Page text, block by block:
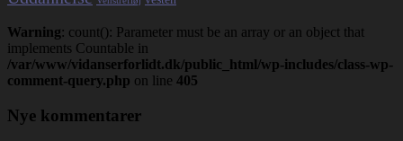
Warning: count(): Parameter must be an array or an object that
implements Countable in
/var/www/vidanserforlidt.dk/public_html/wp-includes/class-wp-
comment-query.php on line 405
Nye kommentarer